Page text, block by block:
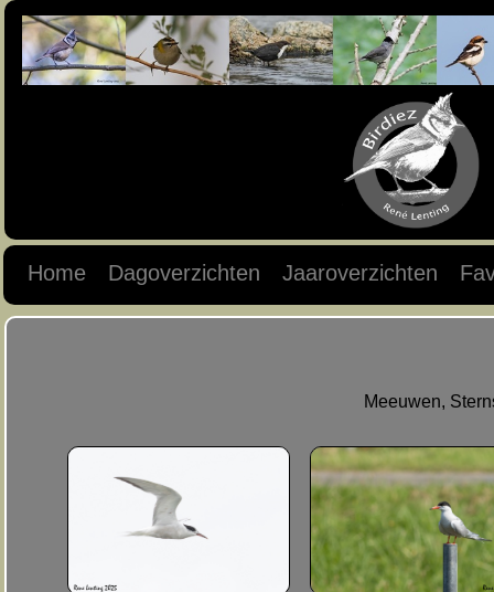
Home Dagoverzichten Jaaroverzichten
Meeuwen,